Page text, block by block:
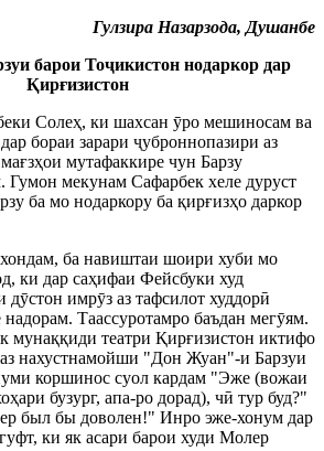
Гулзира Назарзода, Душанбе
барои Тоҷикистон нодаркор дар
Қирғизистон
Солеҳ, ки шахсан ӯро мешиносам ва
бораи зарари ҷуброннопазири аз
мутафаккире чун Барзу
Гумон мекунам Сафарбек хеле дуруст
ба мо нодаркору ба қирғизҳо даркор
ба навиштаи шоири хуби мо
ки дар саҳифаи Фейсбуки худ
дӯстон имрӯз аз тафсилот худдорӣ
Таассуротамро баъдан мегӯям.
мунаққиди театри Қирғизистон иктифо
нахустнамойши "Дон Жуан"-и Барзуи
коршинос суол кардам "Эже (вожаи
бузург, апа-ро дорад), чӣ тур буд?"
был бы доволен!" Инро эже-хонум дар
ки як асари барои худи Молер